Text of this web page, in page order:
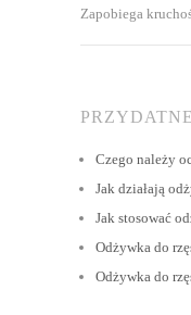
Zapobiega
Czego należy
Jak działają
Jak stosować
Odżywka do
Odżywka do